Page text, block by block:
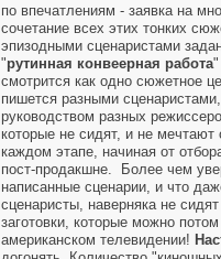
по впечатлениям - заявка на
сочетание всех этих тонких
эпизодными сценаристами
"рутинная конвеерная работа"
смотрится как одно сюжетное
пишется разными
руководством разных
которые не сидят, и не
каждом этапе, начиная от
пост-продакшне. Более чем
написанные сценарии, и что
сценаристы, наверняка не
заготовки, которые можно
американском телевидении!